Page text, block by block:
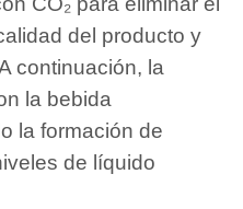
del producto y
continuación, la
la bebida
la formación de
de líquido